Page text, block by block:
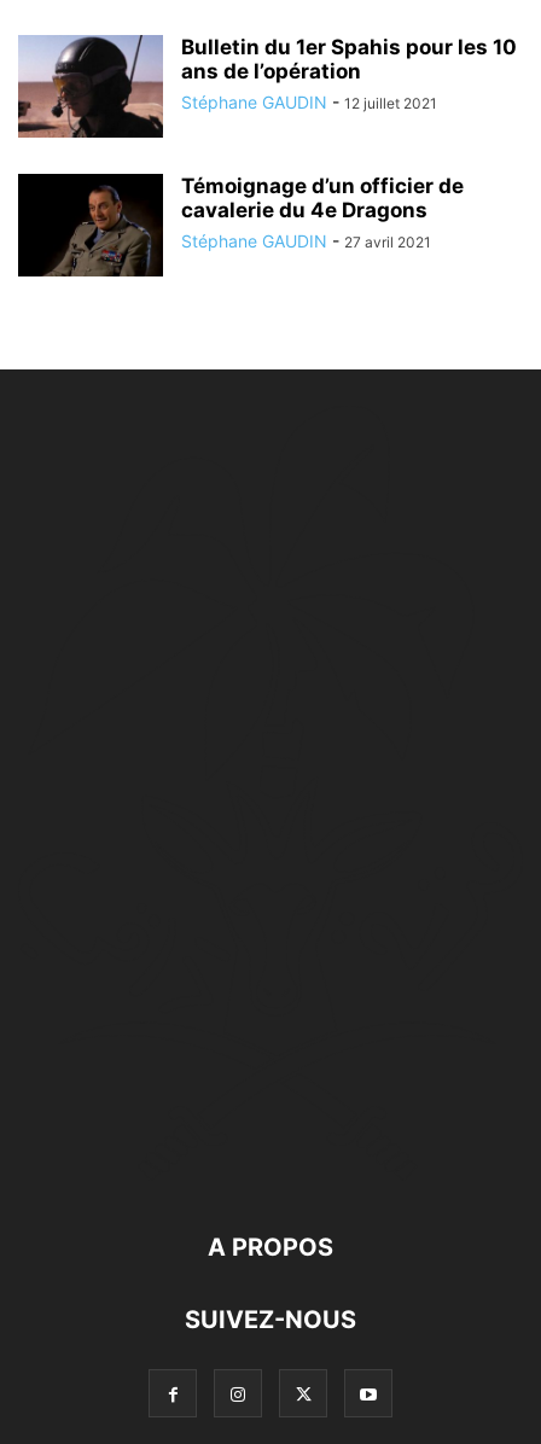
Bulletin du 1er Spahis pour les 10
ans de l’opération
Stéphane GAUDIN - 12 juillet 2021
Témoignage d’un officier de
cavalerie du 4e Dragons
Stéphane GAUDIN - 27 avril 2021
A PROPOS
SUIVEZ-NOUS